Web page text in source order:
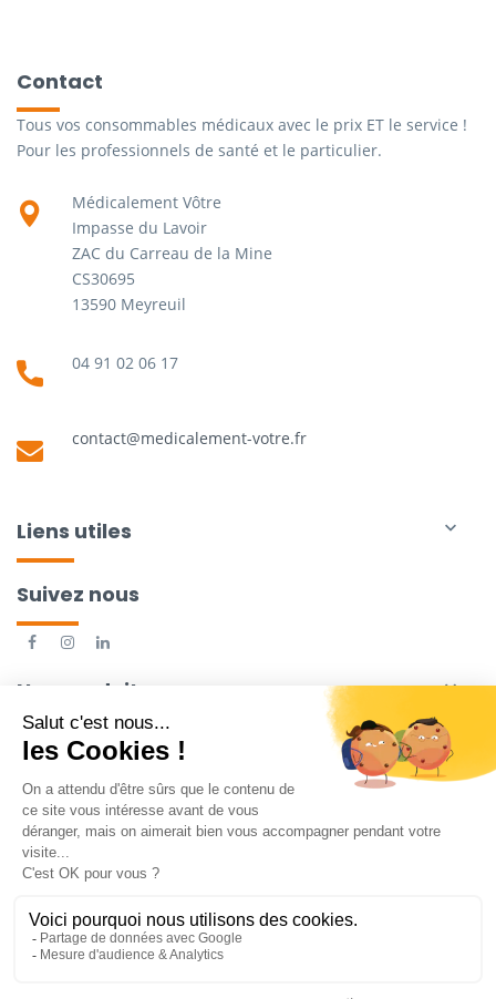
Contact
Tous vos consommables médicaux avec le prix ET le service !
Pour les professionnels de santé et le particulier.
Médicalement Vôtre
Impasse du Lavoir
ZAC du Carreau de la Mine
CS30695
13590 Meyreuil
04 91 02 06 17
contact@medicalement-votre.fr
Liens utiles 
Suivez nous
Nos produits 